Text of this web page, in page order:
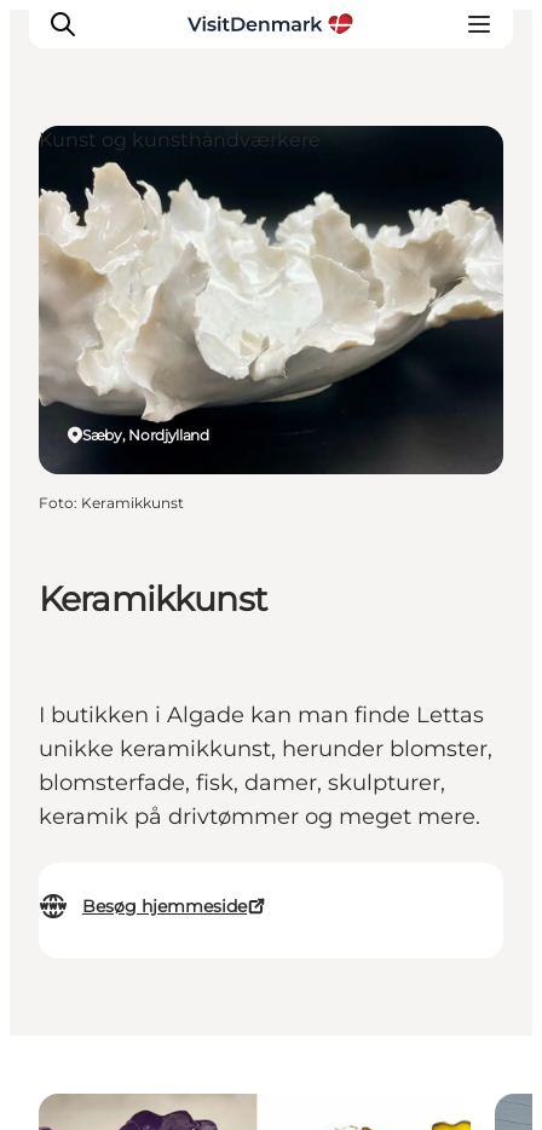
Inspiration
Destinationer
Oplevelser
Overnatning
Planlæg ferien
Keramikkunst
I butikken i Algade kan man finde Lettas
unikke keramikkunst, herunder blomster,
blomsterfade, fisk, damer, skulpturer,
keramik på drivtømmer og meget mere.
Besøg hjemmeside
Sæby, Nordjylland
Kunst og kunsthåndværkere
Foto: Keramikkunst